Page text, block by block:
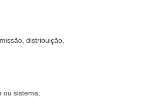
distribuição,
ou sistema;